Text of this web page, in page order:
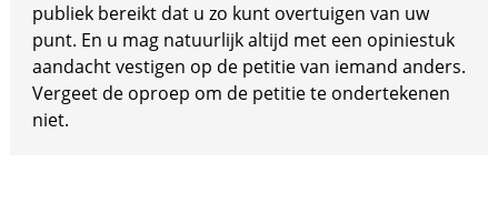
publiek bereikt dat u zo kunt overtuigen van uw
punt. En u mag natuurlijk altijd met een opiniestuk
aandacht vestigen op de petitie van iemand anders.
Vergeet de oproep om de petitie te ondertekenen
niet.